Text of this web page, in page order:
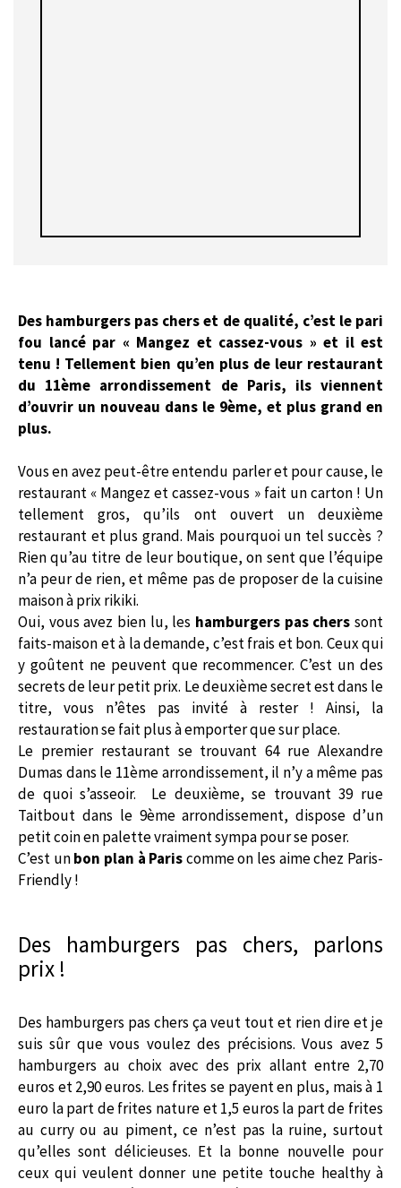
Des hamburgers pas chers et de qualité, c’est le pari
fou lancé par « Mangez et cassez-vous » et il est
tenu ! Tellement bien qu’en plus de leur restaurant
du 11ème arrondissement de Paris, ils viennent
d’ouvrir un nouveau dans le 9ème, et plus grand en
plus.
Vous en avez peut-être entendu parler et pour cause, le
restaurant « Mangez et cassez-vous » fait un carton ! Un
tellement gros, qu’ils ont ouvert un deuxième
restaurant et plus grand. Mais pourquoi un tel succès ?
Rien qu’au titre de leur boutique, on sent que l’équipe
n’a peur de rien, et même pas de proposer de la cuisine
maison à prix rikiki.
Oui, vous avez bien lu, les hamburgers pas chers sont
faits-maison et à la demande, c’est frais et bon. Ceux qui
y goûtent ne peuvent que recommencer. C’est un des
secrets de leur petit prix. Le deuxième secret est dans le
titre, vous n’êtes pas invité à rester ! Ainsi, la
restauration se fait plus à emporter que sur place.
Le premier restaurant se trouvant 64 rue Alexandre
Dumas dans le 11ème arrondissement, il n’y a même pas
de quoi s’asseoir. Le deuxième, se trouvant 39 rue
Taitbout dans le 9ème arrondissement, dispose d’un
petit coin en palette vraiment sympa pour se poser.
C’est unbon plan à Pariscomme on les aime chez Paris-
Friendly !
Des hamburgers pas chers, parlons
prix !
Des hamburgers pas chers ça veut tout et rien dire et je
suis sûr que vous voulez des précisions. Vous avez 5
hamburgers au choix avec des prix allant entre 2,70
euros et 2,90 euros. Les frites se payent en plus, mais à 1
euro la part de frites nature et 1,5 euros la part de frites
au curry ou au piment, ce n’est pas la ruine, surtout
qu’elles sont délicieuses. Et la bonne nouvelle pour
ceux qui veulent donner une petite touche healthy à